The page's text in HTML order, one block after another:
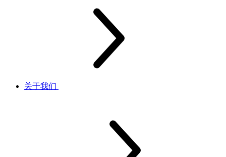
关于我们